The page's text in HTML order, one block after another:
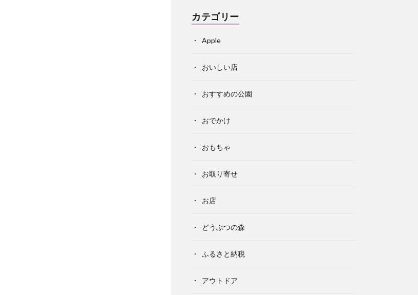
カテゴリー
Apple
おいしい店
おすすめの公園
おでかけ
おもちゃ
お取り寄せ
お店
どうぶつの森
ふるさと納税
アウトドア